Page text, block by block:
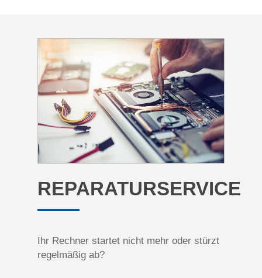
REPARATURSERVICE
Ihr Rechner startet nicht mehr oder stürzt
regelmäßig ab?